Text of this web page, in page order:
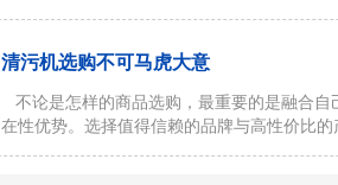
清污机选购不可马虎大意
不论是怎样的商品选购，最重要的是融合自
在性优势。选择值得信赖的品牌与高性价比